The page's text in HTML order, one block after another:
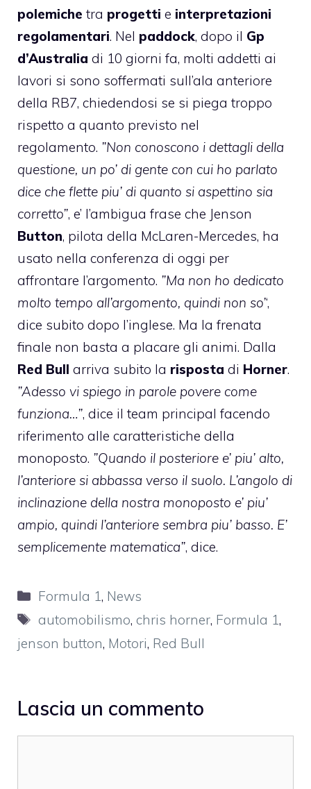
polemiche tra progetti e interpretazioni
regolamentari. Nel paddock, dopo il Gp
d’Australia di 10 giorni fa, molti addetti ai
lavori si sono soffermati sull’ala anteriore
della RB7, chiedendosi se si piega troppo
rispetto a quanto previsto nel
regolamento. ”Non conoscono i dettagli della
questione, un po’ di gente con cui ho parlato
dice che flette piu’ di quanto si aspettino sia
corretto”, e’ l’ambigua frase che Jenson
Button, pilota della McLaren-Mercedes, ha
usato nella conferenza di oggi per
affrontare l’argomento. ”Ma non ho dedicato
molto tempo all’argomento, quindi non so’‘,
dice subito dopo l’inglese. Ma la frenata
finale non basta a placare gli animi. Dalla
Red Bull arriva subito la risposta di Horner.
”Adesso vi spiego in parole povere come
funziona…”, dice il team principal facendo
riferimento alle caratteristiche della
monoposto. ”Quando il posteriore e’ piu’ alto,
l’anteriore si abbassa verso il suolo. L’angolo di
inclinazione della nostra monoposto e’ piu’
ampio, quindi l’anteriore sembra piu’ basso. E’
semplicemente matematica”, dice.
Categorie
Formula 1, News
Tag
automobilismo, chris horner, Formula 1,
jenson button, Motori, Red Bull
Lascia un commento